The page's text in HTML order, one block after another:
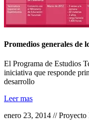
Promedios generales de
El Programa de Estudios
iniciativa que responde
desarrollo
Leer mas
enero 23, 2014 //